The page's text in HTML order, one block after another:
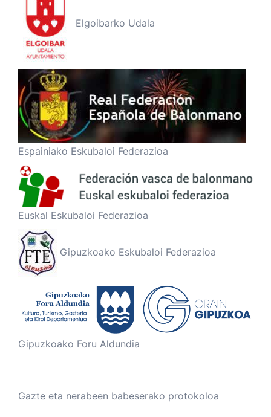
Elgoibarko Udala
Espainiako Eskubaloi Federazioa
Euskal Eskubaloi Federazioa
Gipuzkoako Eskubaloi Federazioa
Gipuzkoako Foru Aldundia
Gazte eta nerabeen babeserako protokoloa